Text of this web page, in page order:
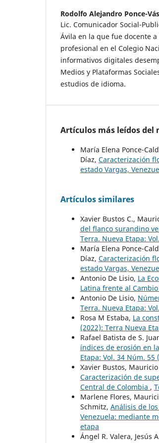
Rodolfo Alejandro Ponce-
Lic. Comunicador Social-
Ávila en la que fue docente
profesional en el Colegio
informativos digitales
Medios y Plataformas
estudios de idioma.
Artículos más leídos
María Elena Ponce-
Díaz, Caracterización
estado Vargas,
Artículos similares
Xavier Bustos C.,
del flanco surandino
Terra. Nueva Etapa:
María Elena Ponce-
Díaz, Caracterización
estado Vargas,
Antonio De Lisio, La
Latina frente al
Antonio De Lisio,
Terra. Nueva Etapa:
Rosa M Estaba, La
(2022): Terra Nueva
Rafael Batista de S.
índices de erosión en
Etapa: Vol. 34 Núm. 55
Xavier Bustos,
Caracterización de
Central de Colombia ,
Marlene Flores,
Schmitz, Análisis de
Venezuela: mediante
etapa
Ángel R. Valera, Jesús